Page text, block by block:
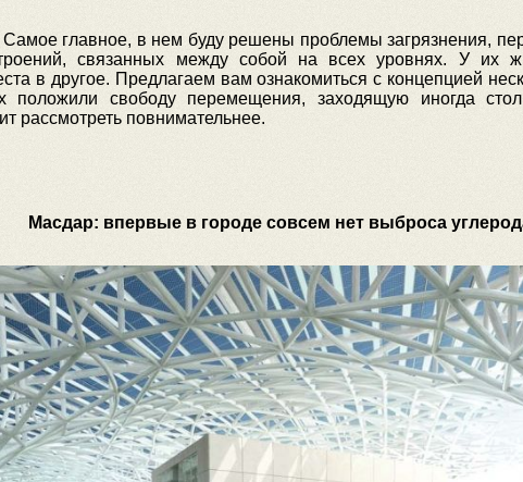
Самое главное, в нем буду решены проблемы загрязнения,
связанных между собой на всех уровнях. У их
в другое. Предлагаем вам ознакомиться с концепцией
свободу перемещения, заходящую иногда
рассмотреть повнимательнее.
Масдар: впервые в городе совсем нет выброса